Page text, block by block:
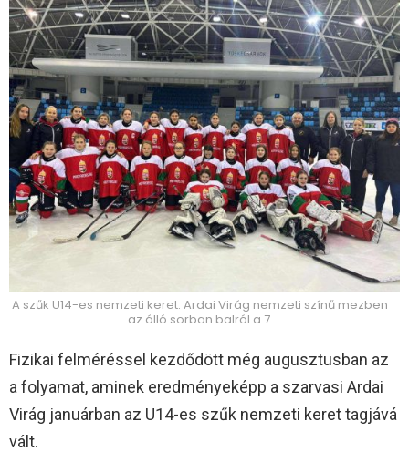
A szűk U14-es nemzeti keret. Ardai Virág nemzeti színű mezben
az álló sorban balról a 7.
Fizikai felméréssel kezdődött még augusztusban az
a folyamat, aminek eredményeképp a szarvasi Ardai
Virág januárban az U14-es szűk nemzeti keret tagjává
vált.